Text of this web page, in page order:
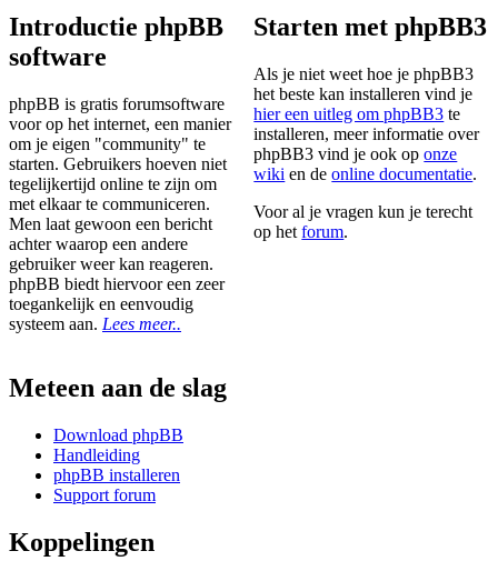
Introductie phpBB
software
phpBB is gratis forumsoftware
voor op het internet, een manier
om je eigen "community" te
starten. Gebruikers hoeven niet
tegelijkertijd online te zijn om
met elkaar te communiceren.
Men laat gewoon een bericht
achter waarop een andere
gebruiker weer kan reageren.
phpBB biedt hiervoor een zeer
toegankelijk en eenvoudig
systeem aan. Lees meer..
Starten met phpBB3
Als je niet weet hoe je phpBB3
het beste kan installeren vind je
hier een uitleg om phpBB3 te
installeren, meer informatie over
phpBB3 vind je ook oponze
wiki en deonline documentatie.
Voor al je vragen kun je terecht
op hetforum.
Meteen aan de slag
Download phpBB
Handleiding
phpBB installeren
Support forum
Koppelingen